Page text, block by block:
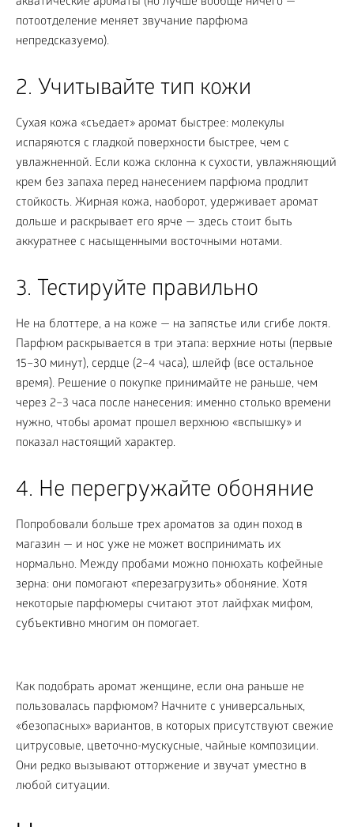
потоотделение меняет звучание парфюма
непредсказуемо).
2. Учитывайте тип кожи
Сухая кожа «съедает» аромат быстрее: молекулы
испаряются с гладкой поверхности быстрее, чем с
увлажненной. Если кожа склонна к сухости, увлажняющий
крем без запаха перед нанесением парфюма продлит
стойкость. Жирная кожа, наоборот, удерживает аромат
дольше и раскрывает его ярче — здесь стоит быть
аккуратнее с насыщенными восточными нотами.
3. Тестируйте правильно
Не на блоттере, а на коже — на запястье или сгибе локтя.
Парфюм раскрывается в три этапа: верхние ноты (первые
15–30 минут), сердце (2–4 часа), шлейф (все остальное
время). Решение о покупке принимайте не раньше, чем
через 2–3 часа после нанесения: именно столько времени
нужно, чтобы аромат прошел верхнюю «вспышку» и
показал настоящий характер.
4. Не перегружайте обоняние
Попробовали больше трех ароматов за один поход в
магазин — и нос уже не может воспринимать их
нормально. Между пробами можно понюхать кофейные
зерна: они помогают «перезагрузить» обоняние. Хотя
некоторые парфюмеры считают этот лайфхак мифом,
субъективно многим он помогает.
Как подобрать аромат женщине, если она раньше не
пользовалась парфюмом? Начните с универсальных,
«безопасных» вариантов, в которых присутствуют свежие
цитрусовые, цветочно-мускусные, чайные композиции.
Они редко вызывают отторжение и звучат уместно в
любой ситуации.